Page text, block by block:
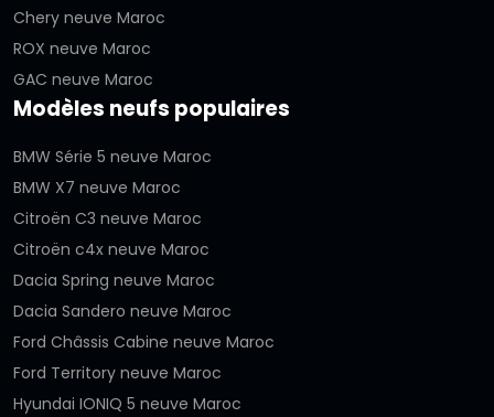
Chery neuve Maroc
ROX neuve Maroc
GAC neuve Maroc
Modèles neufs populaires
BMW Série 5 neuve Maroc
BMW X7 neuve Maroc
Citroën C3 neuve Maroc
Citroën c4x neuve Maroc
Dacia Spring neuve Maroc
Dacia Sandero neuve Maroc
Ford Châssis Cabine neuve Maroc
Ford Territory neuve Maroc
Hyundai IONIQ 5 neuve Maroc